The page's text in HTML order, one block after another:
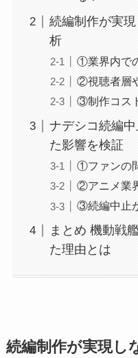
続編制作が実
析
①業界内で
②視聴者層
③制作コス
ナデシコ続編
た影響を検証
①ファンの
②アニメ業
③続編中止
まとめ 機動戦
た理由とは
続編制作が実現し